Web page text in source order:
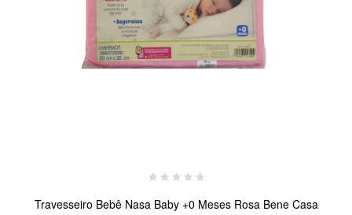
Travesseiro Bebê Nasa Baby +0 Meses Rosa Bene Casa